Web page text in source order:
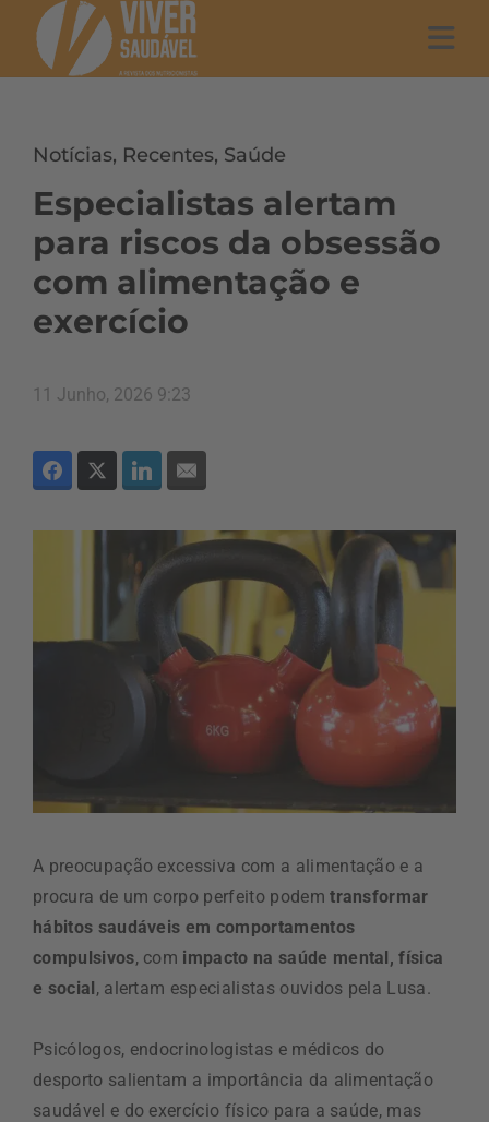
Notícias, Recentes, Saúde
Especialistas alertam
para riscos da obsessão
com alimentação e
exercício
11 Junho, 2026 9:23
A preocupação excessiva com a alimentação e a
procura de um corpo perfeito podemtransformar
hábitos saudáveis em comportamentos
compulsivos, com impacto na saúde mental, física
e social, alertam especialistas ouvidos pela Lusa.
Psicólogos, endocrinologistas e médicos do
desporto salientam a importância da alimentação
saudável e do exercício físico para a saúde, mas